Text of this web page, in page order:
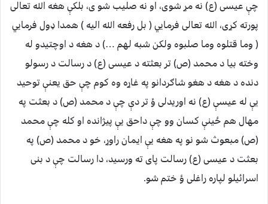
چې عیسی (ع) نه مړ شوی، او نه صلیب شو ی، بلکې هغه الله تعالی
پورته کړی، الله تعالی فرمایي ( بل رفعه الله الیه ) همدا ډول فرمایي
( وما قتلوه وما صلبوه ولکن شبه لهم …) د هغه د اوچتیدو له
وخته بیا د محمد (ص) تر بعثته د عیسی (ع) د رسالت د رسولو
دنده د هغه د هغو شاګردانو په غاړه وه کوم چې حق یعنې توحید
یې له عیسې (ع) نه اوریدلی ؤ تر دې چې د محمد (ص) د بعثت په
مهال هم ځینې کسان وو چې داحق یې پیژانده او کله چې محمد
(ص) مبعوث شو نو په هغه یې ایمان راوړ، خو د محمد (ص) په
بعثت د عیسی (ع) رسالت پای ته ورسید، دا رسالت چې د بنی
اسرائیلو لپاره راغلی ؤ ختم شو.